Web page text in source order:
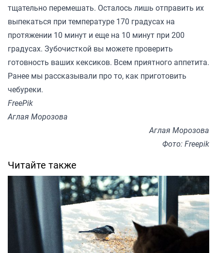
тщательно перемешать. Осталось лишь отправить их
выпекаться при температуре 170 градусах на
протяжении 10 минут и еще на 10 минут при 200
градусах. Зубочисткой вы можете проверить
готовность ваших кексиков. Всем приятного аппетита.
Ранее мы рассказывали про то, как приготовить
чебуреки.
FreePik
Аглая Морозова
Аглая Морозова
Фото: Freepik
Читайте также